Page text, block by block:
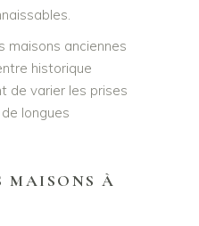
maisons anciennes
historique
de varier les prises
longues
MAISONS À